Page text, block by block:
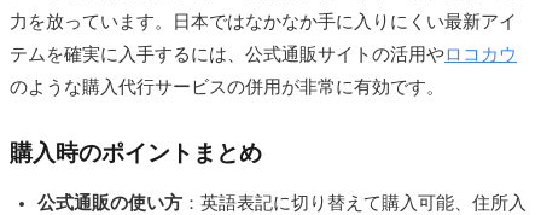
力を放っています。日本ではなかなか手に入りにくい最新アイ
テムを確実に入手するには、公式通販サイトの活用やロコカウ
のような購入代行サービスの併用が非常に有効です。
購入時のポイントまとめ
公式通販の使い方：英語表記に切り替えて購入可能、住所入